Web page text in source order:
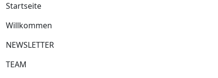
Startseite
Willkommen
NEWSLETTER
TEAM